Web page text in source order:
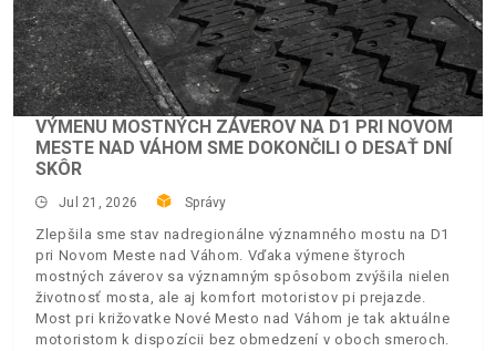
VÝMENU MOSTNÝCH ZÁVEROV NA D1 PRI NOVOM
MESTE NAD VÁHOM SME DOKONČILI O DESAŤ DNÍ
SKÔR
Jul 21, 2026 Správy
Zlepšila sme stav nadregionálne významného mostu na D1
pri Novom Meste nad Váhom. Vďaka výmene štyroch
mostných záverov sa významným spôsobom zvýšila nielen
životnosť mosta, ale aj komfort motoristov pi prejazde.
Most pri križovatke Nové Mesto nad Váhom je tak aktuálne
motoristom k dispozícii bez obmedzení v oboch smeroch.